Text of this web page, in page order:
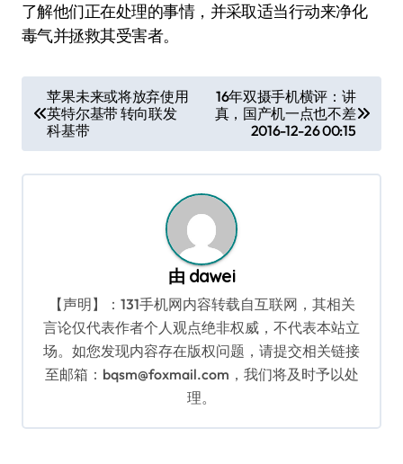
了解他们正在处理的事情，并采取适当行动来净化
毒气并拯救其受害者。
章
导
航
苹果未来或将放弃使用
英特尔基带 转向联发
科基带
16年双摄手机横评：讲
真，国产机一点也不差
2016-12-26 00:15
由 dawei
【声明】：131手机网内容转载自互联网，其相关
言论仅代表作者个人观点绝非权威，不代表本站立
场。如您发现内容存在版权问题，请提交相关链接
至邮箱：bqsm@foxmail.com，我们将及时予以处
理。